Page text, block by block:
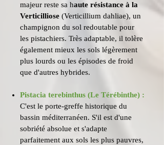
majeur reste sa haute résistance à la
Verticilliose (Verticillium dahliae), un
champignon du sol redoutable pour
les pistachiers. Très adaptable, il tolère
également mieux les sols légèrement
plus lourds ou les épisodes de froid
que d'autres hybrides.
Pistacia terebinthus (Le Térébinthe) :
C'est le porte-greffe historique du
bassin méditerranéen. S'il est d'une
sobriété absolue et s'adapte
parfaitement aux sols les plus pauvres,